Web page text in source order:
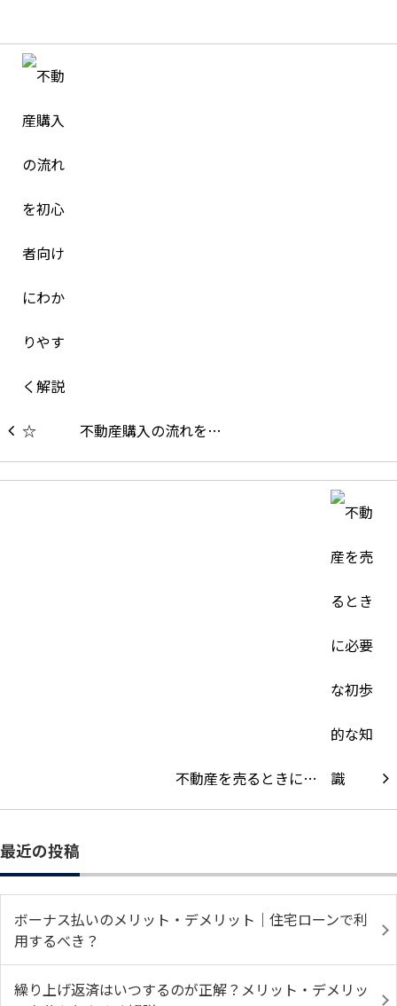
不動産購入の流れを…
不動産を売るときに…
最近の投稿
ボーナス払いのメリット・デメリット｜住宅ローンで利
用するべき？
繰り上げ返済はいつするのが正解？メリット・デメリッ